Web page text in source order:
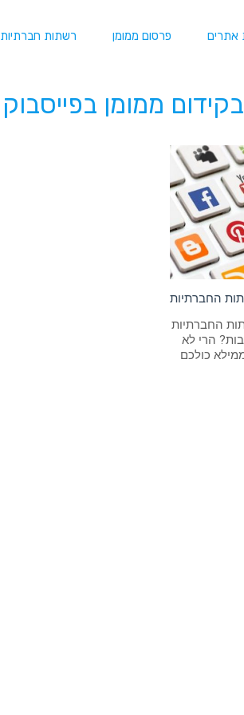
אתרים פרסום ממומן רשתות חברתיות
קידום ממומן בפייסבוק
החברתיות
הרי לא
כולכם